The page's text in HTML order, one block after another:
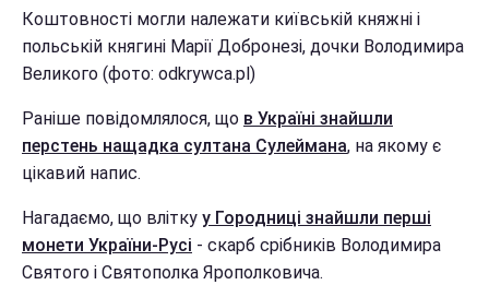
Коштовності могли належати київській княжні і
польській княгині Марії Добронезі, дочки Володимира
Великого (фото: odkrywca.pl)
Раніше повідомлялося, що в Україні знайшли
перстень нащадка султана Сулеймана, на якому є
цікавий напис.
Нагадаємо, що влітку у Городниці знайшли перші
монети України-Русі - скарб срібників Володимира
Святого і Святополка Ярополковича.